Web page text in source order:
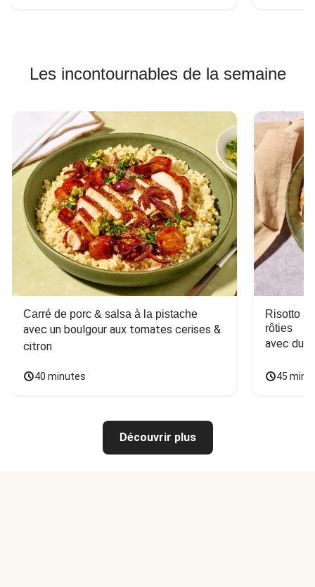
Les incontournables de la semaine
Carré de porc & salsa à la pistache
avec un boulgour aux tomates cerises &
citron
40 minutes
Risotto
rôties
avec du
45
Découvrir plus